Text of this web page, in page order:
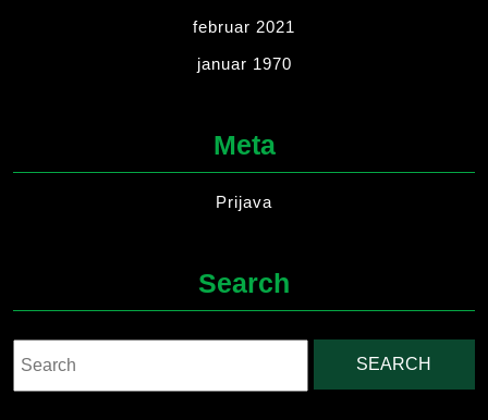
februar 2021
januar 1970
Meta
Prijava
Search
for: